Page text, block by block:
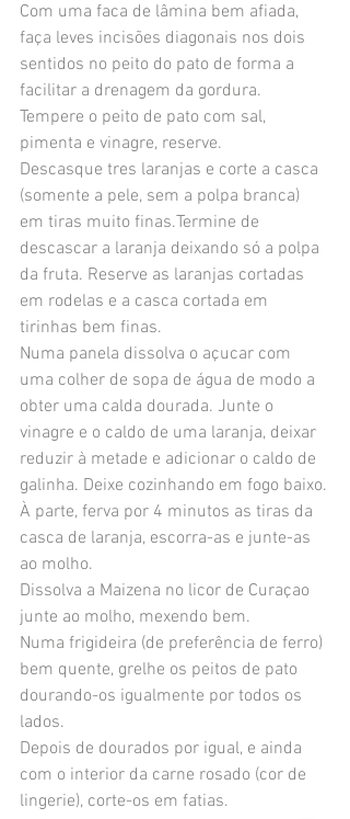
Com uma faca de lâmina bem afiada,
faça leves incisões diagonais nos dois
sentidos no peito do pato de forma a
facilitar a drenagem da gordura.
Tempere o peito de pato com sal,
pimenta e vinagre, reserve.
Descasque tres laranjas e corte a casca
(somente a pele, sem a polpa branca)
em tiras muito finas.Termine de
descascar a laranja deixando só a polpa
da fruta. Reserve as laranjas cortadas
em rodelas e a casca cortada em
tirinhas bem finas.
Numa panela dissolva o açucar com
uma colher de sopa de água de modo a
obter uma calda dourada. Junte o
vinagre e o caldo de uma laranja, deixar
reduzir à metade e adicionar o caldo de
galinha. Deixe cozinhando em fogo baixo.
À parte, ferva por 4 minutos as tiras da
casca de laranja, escorra-as e junte-as
ao molho.
Dissolva a Maizena no licor de Curaçao
junte ao molho, mexendo bem.
Numa frigideira (de preferência de ferro)
bem quente, grelhe os peitos de pato
dourando-os igualmente por todos os
lados.
Depois de dourados por igual, e ainda
com o interior da carne rosado (cor de
lingerie), corte-os em fatias.